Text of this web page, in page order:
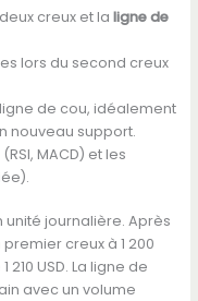
creux et la ligne de
lors du second creux
de cou, idéalement
nouveau support.
MACD) et les
unité journalière. Après
creux à 1 200
210 USD. La ligne de
avec un volume